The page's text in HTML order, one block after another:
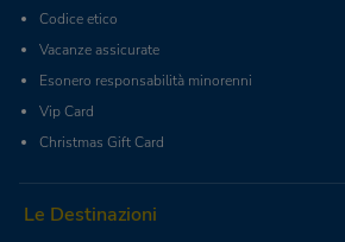
Codice etico
Vacanze assicurate
Esonero responsabilità minorenni
Vip Card
Christmas Gift Card
Le Destinazioni